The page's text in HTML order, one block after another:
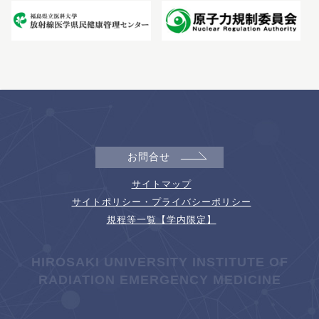
お問合せ
サイトマップ
サイトポリシー・プライバシーポリシー
規程等一覧【学内限定】
HIROSAKI UNIVERSITY INSTITUTE OF
RADIATION EMERGENCY MEDICINE